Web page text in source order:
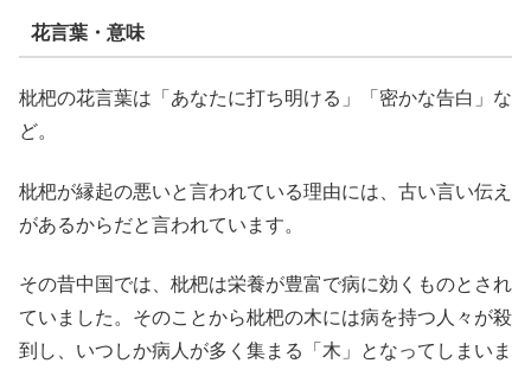
花言葉・意味
枇杷の花言葉は「あなたに打ち明ける」「密かな告白」な
ど。
枇杷が縁起の悪いと言われている理由には、古い言い伝え
があるからだと言われています。
その昔中国では、枇杷は栄養が豊富で病に効くものとされ
ていました。そのことから枇杷の木には病を持つ人々が殺
到し、いつしか病人が多く集まる「木」となってしまいま